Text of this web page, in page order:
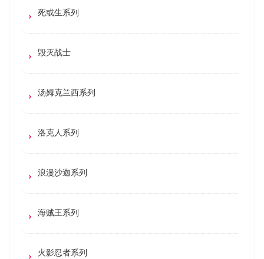
死或生系列
毁灭战士
汤姆克兰西系列
洛克人系列
浪漫沙迦系列
海贼王系列
火影忍者系列